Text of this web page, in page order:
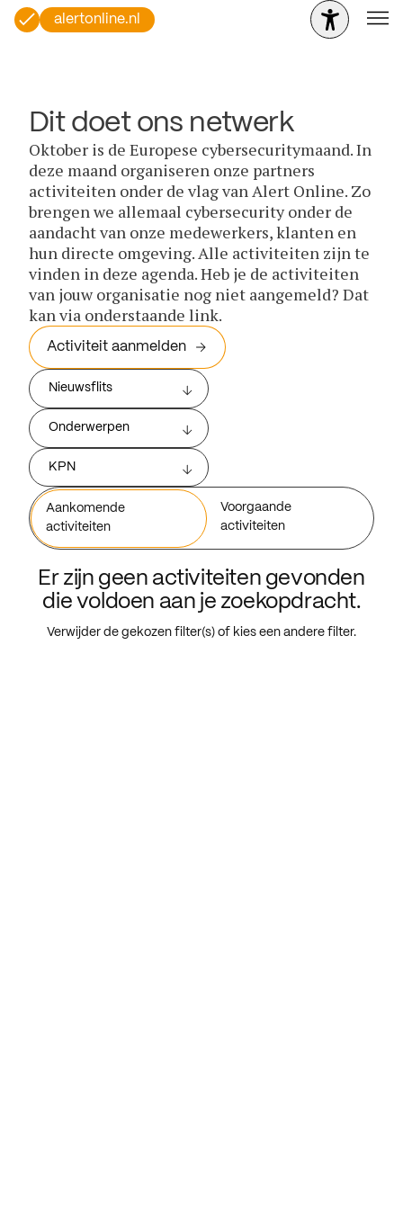
alertonline.nl
Dit doet ons netwerk
Oktober is de Europese cybersecuritymaand. In
deze maand organiseren onze partners
activiteiten onder de vlag van Alert Online. Zo
brengen we allemaal cybersecurity onder de
aandacht van onze medewerkers, klanten en
hun directe omgeving. Alle activiteiten zijn te
vinden in deze agenda. Heb je de activiteiten
van jouw organisatie nog niet aangemeld? Dat
kan via onderstaande link.
Activiteit aanmelden
Nieuwsflits
Onderwerpen
KPN
Aankomende
activiteiten
Voorgaande
activiteiten
Er zijn geen activiteiten gevonden
die voldoen aan je zoekopdracht.
Verwijder de gekozen filter(s) of kies een andere filter.